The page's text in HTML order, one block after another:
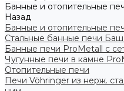
Банные и отопительные
Назад
Банные и отопительные
Стальные банные печи
Банные печи ProMetall с
Чугунные печи в камне
Отопительные печи
Печи Vöhringer из нерж.